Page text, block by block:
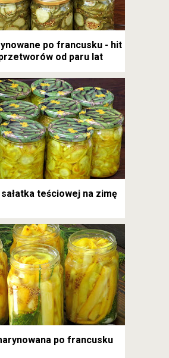
po francusku - hit
od paru lat
teściowej na zimę
po francusku